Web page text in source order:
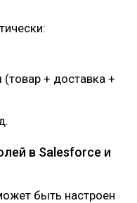
+ доставка +
в Salesforce и
быть настроен